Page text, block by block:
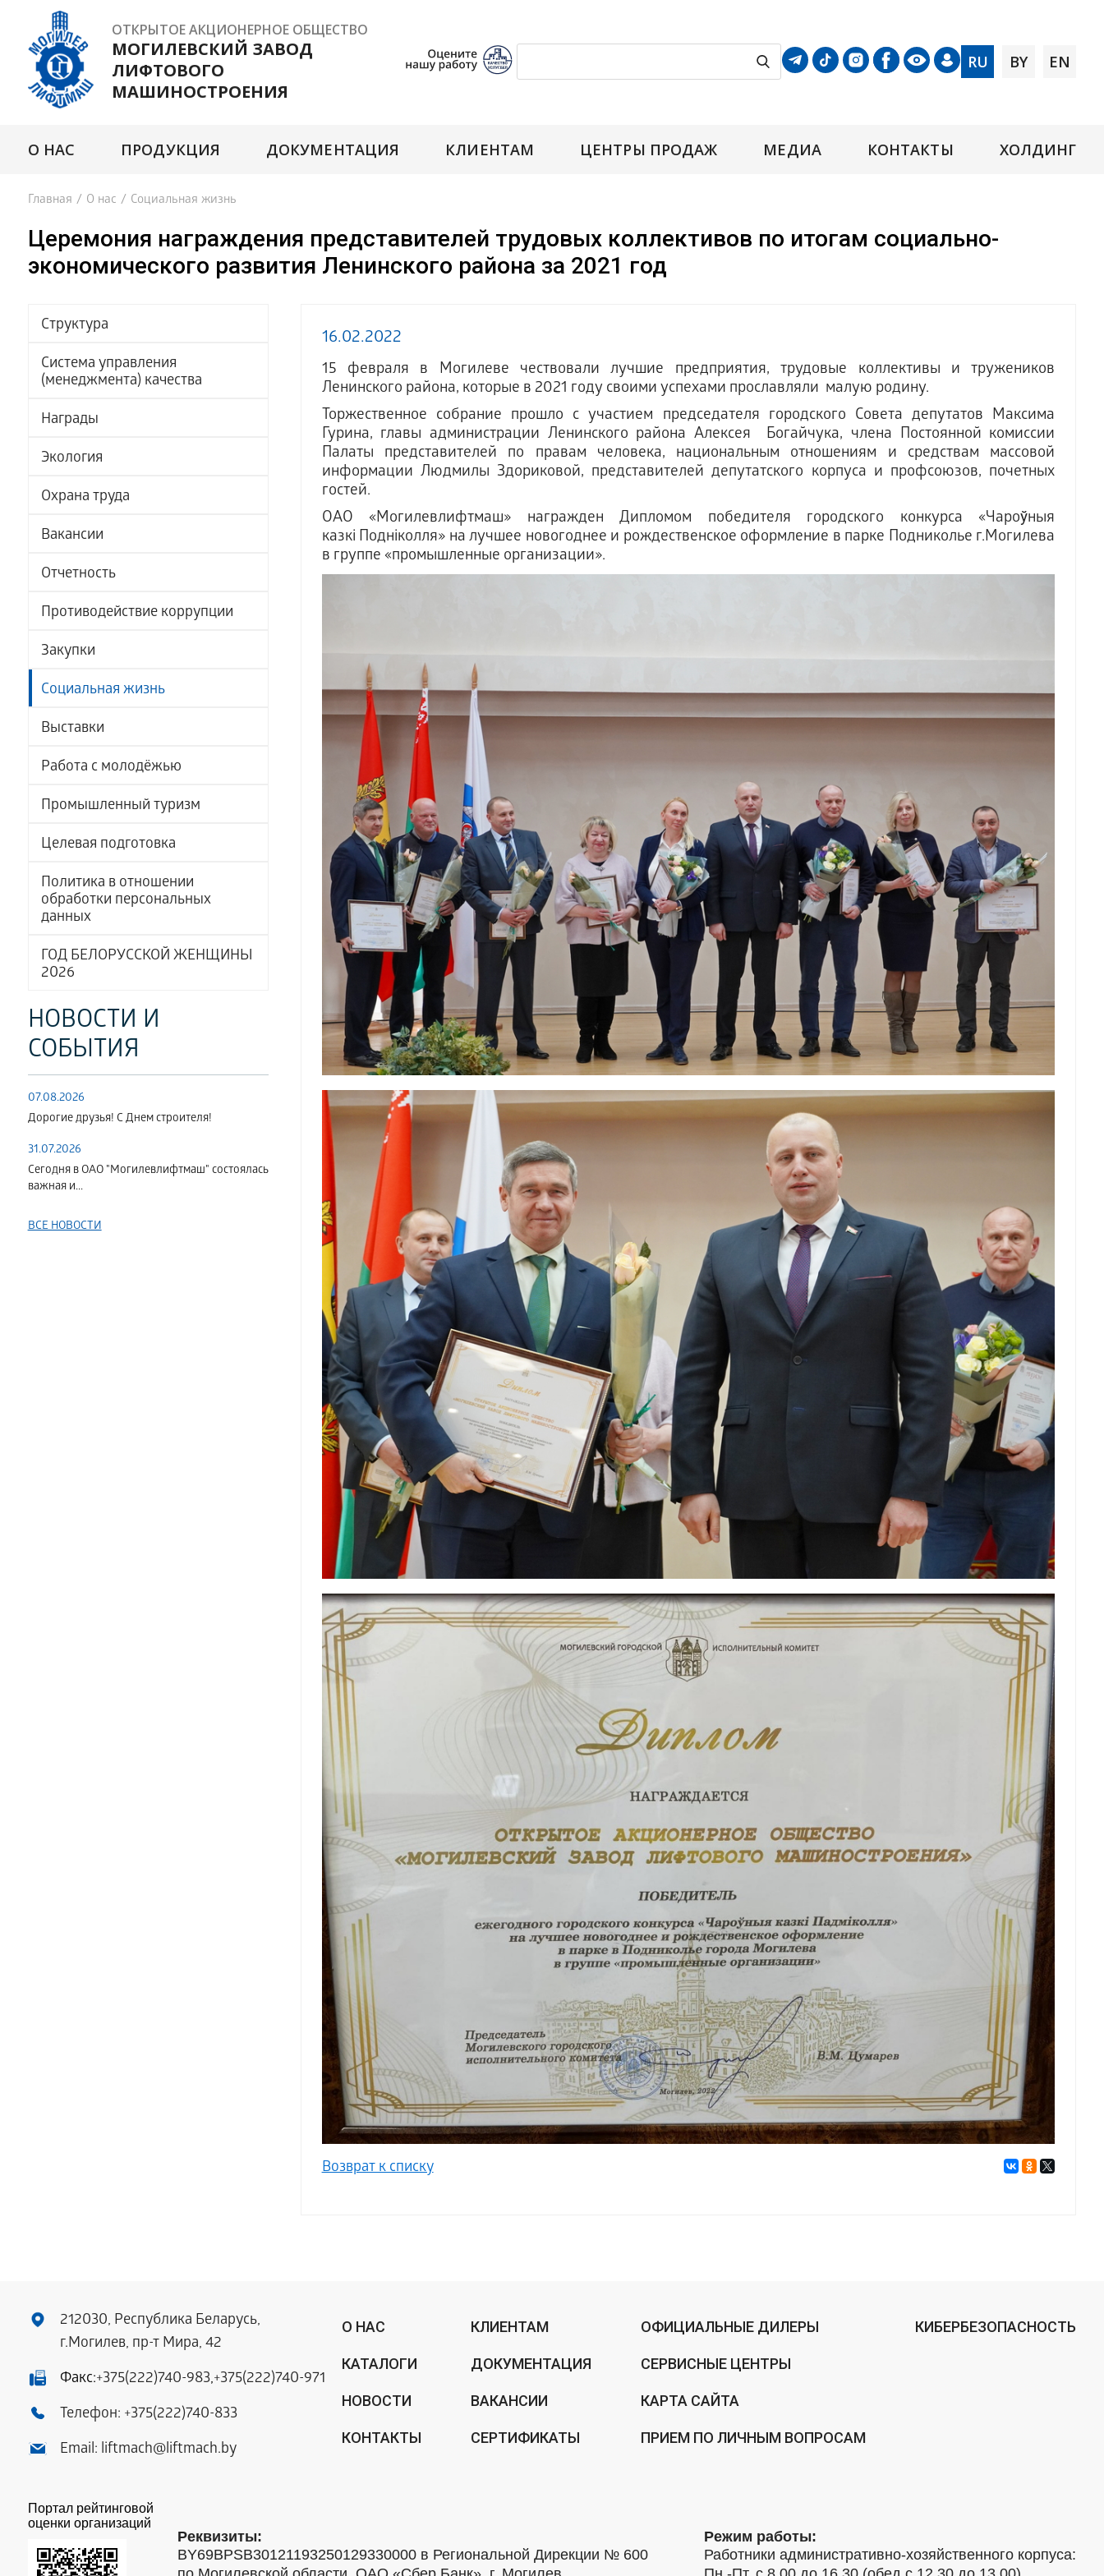
ОТКРЫТОЕ АКЦИОНЕРНОЕ ОБЩЕСТВО
МОГИЛЕВСКИЙ ЗАВОД
ЛИФТОВОГО
МАШИНОСТРОЕНИЯ
RU BY EN
О НАС ПРОДУКЦИЯ ДОКУМЕНТАЦИЯ КЛИЕНТАМ ЦЕНТРЫ ПРОДАЖ МЕДИА КОНТАКТЫ ХОЛДИНГ
Главная / О нас / Социальная жизнь
Церемония награждения представителей трудовых коллективов по итогам социально-
экономического развития Ленинского района за 2021 год
Структура
Система управления
(менеджмента) качества
Награды
Экология
Охрана труда
Вакансии
Отчетность
Противодействие коррупции
Закупки
Социальная жизнь
Выставки
Работа с молодёжью
Промышленный туризм
Целевая подготовка
Политика в отношении
обработки персональных
данных
ГОД БЕЛОРУССКОЙ ЖЕНЩИНЫ
2026
НОВОСТИ И
СОБЫТИЯ
07.08.2026
Дорогие друзья! С Днем строителя!
31.07.2026
Сегодня в ОАО "Могилевлифтмаш" состоялась
важная и...
ВСЕ НОВОСТИ
16.02.2022
15 февраля в Могилеве чествовали лучшие предприятия, трудовые коллективы и тружеников
Ленинского района, которые в 2021 году своими успехами прославляли малую родину.
Торжественное собрание прошло с участием председателя городского Совета депутатов Максима
Гурина, главы администрации Ленинского района Алексея Богайчука, члена Постоянной комиссии
Палаты представителей по правам человека, национальным отношениям и средствам массовой
информации Людмилы Здориковой, представителей депутатского корпуса и профсоюзов, почетных
гостей.
ОАО «Могилевлифтмаш» награжден Дипломом победителя городского конкурса «Чароўныя
казкi Поднiколля» на лучшее новогоднее и рождественское оформление в парке Подниколье г.Могилева
в группе «промышленные организации».
Возврат к списку
212030, Республика Беларусь,
г.Могилев, пр-т Мира, 42
Факс:+375(222)740-983,+375(222)740-971
Телефон: +375(222)740-833
Email: liftmach@liftmach.by
О НАС
КАТАЛОГИ
НОВОСТИ
КОНТАКТЫ
КЛИЕНТАМ
ДОКУМЕНТАЦИЯ
ВАКАНСИИ
СЕРТИФИКАТЫ
ОФИЦИАЛЬНЫЕ ДИЛЕРЫ
СЕРВИСНЫЕ ЦЕНТРЫ
КАРТА САЙТА
ПРИЕМ ПО ЛИЧНЫМ ВОПРОСАМ
КИБЕРБЕЗОПАСНОСТЬ
Портал рейтинговой
оценки организаций
Реквизиты:
BY69BPSB30121193250129330000 в Региональной Дирекции № 600
Режим работы:
Работники административно-хозяйственного корпуса: